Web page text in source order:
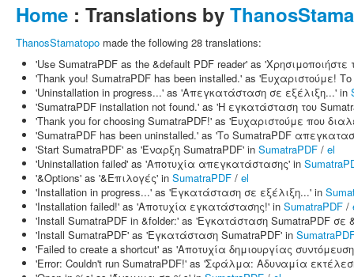
Home : Translations by
ThanosStamatopo made the following 28 translations:
'Use SumatraPDF as the &default PDF reader' as
'Thank you! SumatraPDF has been installed.' as 'Ευχαριστούμε!
'Uninstallation in progress...' as 'Απεγκατάσταση σε εξέλιξη...' in
'SumatraPDF installation not found.' as 'Η εγκατάσταση του
'Thank you for choosing SumatraPDF!' as 'Ευχαριστούμε που
'SumatraPDF has been uninstalled.' as 'Το SumatraPDF
'Start SumatraPDF' as 'Έναρξη SumatraPDF' in SumatraPDF / el
'Uninstallation failed' as 'Αποτυχία απεγκατάστασης' in
'&Options' as '&Επιλογές' in SumatraPDF / el
'Installation in progress...' as 'Εγκατάσταση σε εξέλιξη...' in
'Installation failed!' as 'Αποτυχία εγκατάστασης!' in SumatraPDF /
'Install SumatraPDF in &folder:' as 'Εγκατάσταση SumatraPDF σε
'Install SumatraPDF' as 'Εγκατάσταση SumatraPDF' in
'Failed to create a shortcut' as 'Αποτυχία δημιουργίας
'Error: Couldn't run SumatraPDF!' as 'Σφάλμα: Αδυναμία